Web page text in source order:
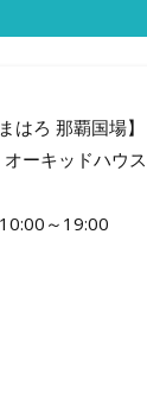
はろ 那覇国場】
ーキッドハウス
～19:00